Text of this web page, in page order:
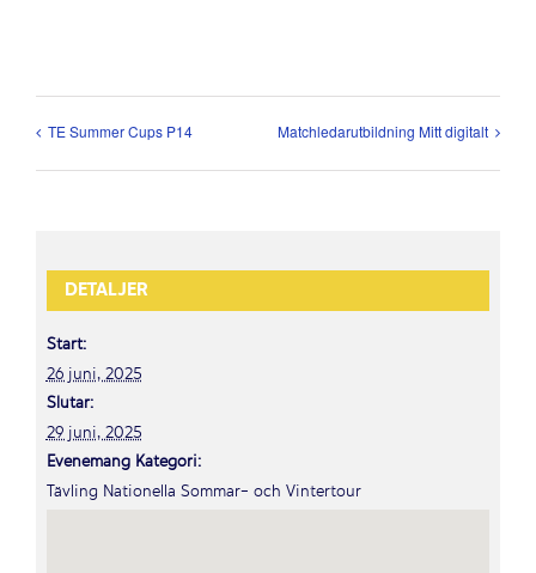
TE Summer Cups P14 Matchledarutbildning Mitt digitalt
DETALJER
Start:
26 juni, 2025
Slutar:
29 juni, 2025
Evenemang Kategori:
Tävling Nationella Sommar- och Vintertour